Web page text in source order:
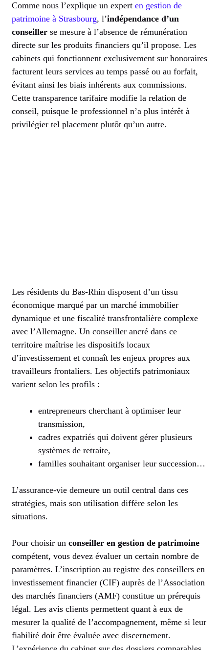
Comme nous l’explique un expert en gestion de
patrimoine à Strasbourg, l’indépendance d’un
conseiller se mesure à l’absence de rémunération
directe sur les produits financiers qu’il propose. Les
cabinets qui fonctionnent exclusivement sur honoraires
facturent leurs services au temps passé ou au forfait,
évitant ainsi les biais inhérents aux commissions.
Cette transparence tarifaire modifie la relation de
conseil, puisque le professionnel n’a plus intérêt à
privilégier tel placement plutôt qu’un autre.
Les résidents du Bas-Rhin disposent d’un tissu
économique marqué par un marché immobilier
dynamique et une fiscalité transfrontalière complexe
avec l’Allemagne. Un conseiller ancré dans ce
territoire maîtrise les dispositifs locaux
d’investissement et connaît les enjeux propres aux
travailleurs frontaliers. Les objectifs patrimoniaux
varient selon les profils :
entrepreneurs cherchant à optimiser leur
transmission,
cadres expatriés qui doivent gérer plusieurs
systèmes de retraite,
familles souhaitant organiser leur succession…
L’assurance-vie demeure un outil central dans ces
stratégies, mais son utilisation diffère selon les
situations.
Pour choisir un conseiller en gestion de patrimoine
compétent, vous devez évaluer un certain nombre de
paramètres. L’inscription au registre des conseillers en
investissement financier (CIF) auprès de l’Association
des marchés financiers (AMF) constitue un prérequis
légal. Les avis clients permettent quant à eux de
mesurer la qualité de l’accompagnement, même si leur
fiabilité doit être évaluée avec discernement.